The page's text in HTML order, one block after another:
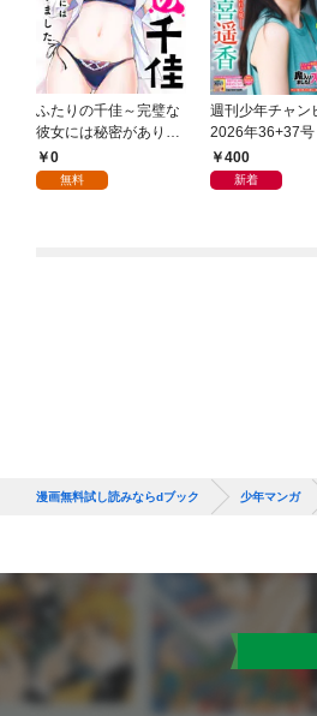
ふたりの千佳～完璧な
彼女には秘密がありま
した(1)
0
無料
週刊少年チャン
2026年36+37号
400
新着
漫画無料試し読みならdブック 少年マンガ